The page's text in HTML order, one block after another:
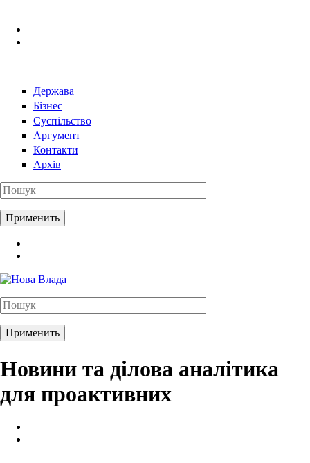
Держава
Бізнес
Суспільство
Аргумент
Контакти
Архів
Новини та ділова аналітика
для проактивних